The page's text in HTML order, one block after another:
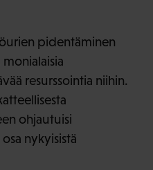
pidentäminen
resurssointia niihin.
ohjautuisi
nykyisistä